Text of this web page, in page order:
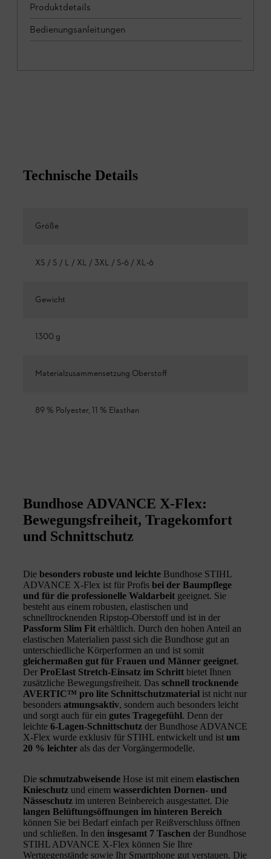
Produktdetails
Bedienungsanleitungen
Technische Details
Größe
XS / S / L / XL / 3XL / S-6 / XL-6
Gewicht
1300 g
Materialzusammensetzung Oberstoff
89 % Polyester, 11 % Elasthan
Bundhose ADVANCE X-Flex:
Bewegungsfreiheit, Tragekomfort
und Schnittschutz
Die besonders robuste und leichte Bundhose STIHL
ADVANCE X-Flex ist für Profis bei der Baumpflege
und für die professionelle Waldarbeit geeignet. Sie
besteht aus einem robusten, elastischen und
schnelltrocknenden Ripstop-Oberstoff und ist in der
Passform Slim Fit erhältlich. Durch den hohen Anteil an
elastischen Materialien passt sich die Bundhose gut an
unterschiedliche Körperformen an und ist somit
gleichermaßen gut für Frauen und Männer geeignet.
Der ProElast Stretch-Einsatz im Schritt bietet Ihnen
zusätzliche Bewegungsfreiheit. Das schnell trocknende
AVERTIC™ pro lite Schnittschutzmaterial ist nicht nur
besonders atmungsaktiv, sondern auch besonders leicht
und sorgt auch für ein gutes Tragegefühl. Denn der
leichte 6-Lagen-Schnittschutz der Bundhose ADVANCE
X-Flex wurde exklusiv für STIHL entwickelt und ist um
20 % leichter als das der Vorgängermodelle.
Die schmutzabweisende Hose ist mit einem elastischen
Knieschutz und einem wasserdichten Dornen- und
Nässeschutz im unteren Beinbereich ausgestattet. Die
langen Belüftungsöffnungen im hinteren Bereich
können Sie bei Bedarf einfach per Reißverschluss öffnen
und schließen. In den insgesamt 7 Taschen der Bundhose
STIHL ADVANCE X-Flex können Sie Ihre
Wertgegenstände sowie Ihr Smartphone gut verstauen. Die